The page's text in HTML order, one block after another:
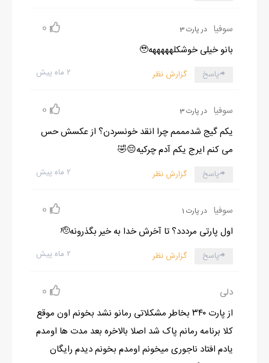
سوفیا در پارت 3 0
بانو خیلی خوشکلهههههه🥹
۲ ماه پیش پاسخ گزارش نظر
سوفیا در پارت 3 0
یکم گیج شدمممم چرا انقد خونسردن؟ از عکسش حس
می کنم ایرج یکم آدم چرکیه😔🤣
۲ ماه پیش پاسخ گزارش نظر
سوفیا در پارت 1 0
اول پارتی مرددد؟ تا آخرش خدا به خیر بگذرونه🫡
۲ ماه پیش پاسخ گزارش نظر
دلی 0
از پارت ۳۴۰ بخاطر مشکلاتی رمانو نشد بخونم اون موقع
کلا برنامه رمانم پاک شد اصلا بالاخره بعد مدت ها اومدم
یادم افتاد ناجوری میخونم اومدم بخونم دیدم رایگان